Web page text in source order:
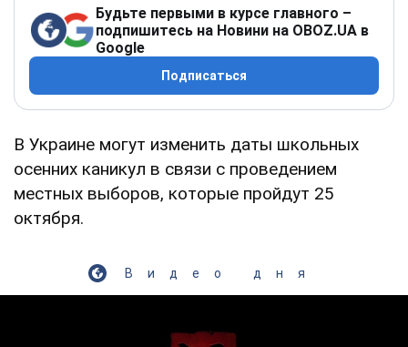
Будьте первыми в курсе главного –
подпишитесь на Новини на OBOZ.UA в
Google
Подписаться
В Украине могут изменить даты школьных
осенних каникул в связи с проведением
местных выборов, которые пройдут 25
октября.
Видео дня